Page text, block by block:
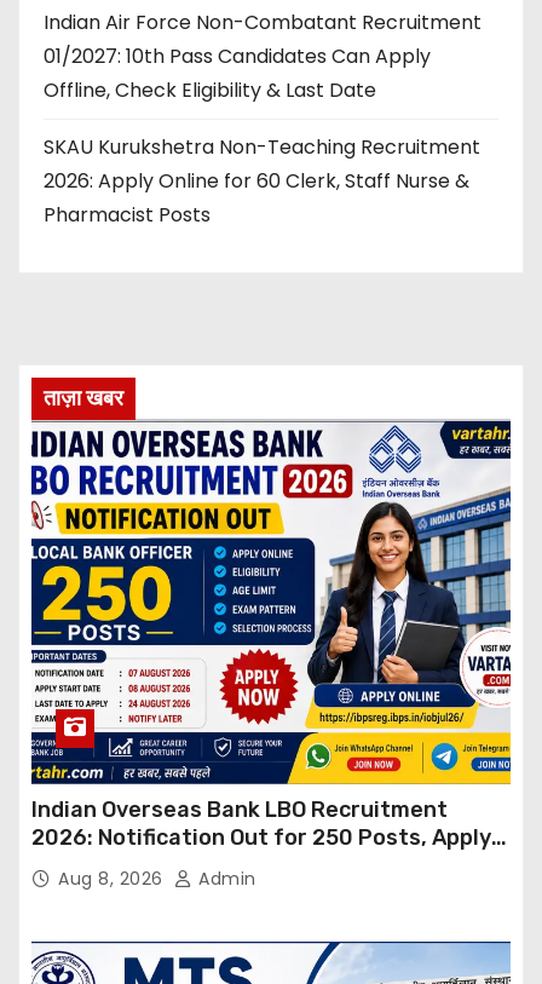
Indian Air Force Non-Combatant Recruitment
01/2027: 10th Pass Candidates Can Apply
Offline, Check Eligibility & Last Date
SKAU Kurukshetra Non-Teaching Recruitment
2026: Apply Online for 60 Clerk, Staff Nurse &
Pharmacist Posts
ताज़ा खबर
Indian Overseas Bank LBO Recruitment
2026: Notification Out for 250 Posts, Apply
OnlineAug 8, 2026 Admin